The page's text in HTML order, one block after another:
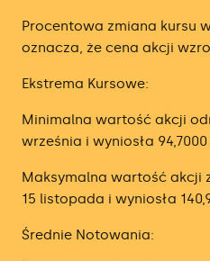
Procentowa zmiana kursu
oznacza, że cena akcji
Ekstrema Kursowe:
Minimalna wartość akcji
września i wyniosła 94,7000
Maksymalna wartość akcji
15 listopada i wyniosła
Średnie Notowania: